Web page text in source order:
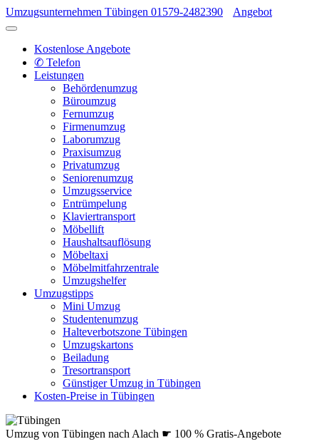
Umzugsunternehmen Tübingen 01579-2482390 Angebot
Kostenlose Angebote
✆ Telefon
Leistungen
Behördenumzug
Büroumzug
Fernumzug
Firmenumzug
Laborumzug
Praxisumzug
Privatumzug
Seniorenumzug
Umzugsservice
Entrümpelung
Klaviertransport
Möbellift
Haushaltsauflösung
Möbeltaxi
Möbelmitfahrzentrale
Umzugshelfer
Umzugstipps
Mini Umzug
Studentenumzug
Halteverbotszone Tübingen
Umzugskartons
Beiladung
Tresortransport
Günstiger Umzug in Tübingen
Kosten-Preise in Tübingen
Umzug von Tübingen nach Alach ☛ 100 % Gratis-Angebote